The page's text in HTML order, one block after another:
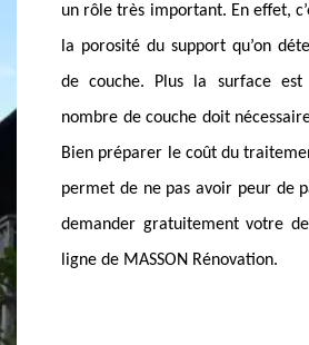
en
autres prestations utiles comme
démoussage, de la surface,
couverture, du produit
facilité d’accès sur le toit et la
Chez nous, le devis peut se
notre site web ou
disponible à Lornay. Le devis
gérer votre portefeuille.